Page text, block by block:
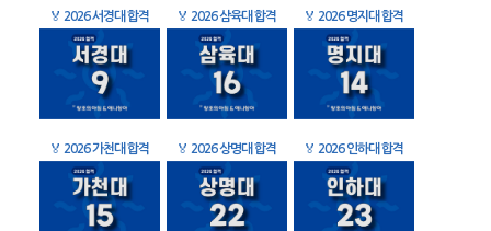
🏅 2026 서경대 합격 🏅 2026 삼육대 합격 🏅 2026 명지대 합격
🏅 2026 가천대 합격 🏅 2026 상명대 합격 🏅 2026 인하대 합격